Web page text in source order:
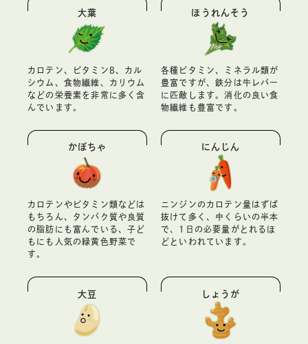
大葉
カロテン、ビタミンB、カル
シウム、食物繊維、カリウム
などの栄養素を非常に多く含
んでいます。
ほうれんそう
各種ビタミン、ミネラル類が
豊富ですが、鉄分は牛レバー
に匹敵します。消化の良い食
物繊維も豊富です。
かぼちゃ
カロテンやビタミン類などは
もちろん、タンパク質や良質
の脂肪にも富んでいる、子ど
もにも人気の緑黄色野菜で
す。
にんじん
ニンジンのカロテン量はずば
抜けて多く、中くらいの半本
で、1日の必要量がとれるほ
どといわれています。
大豆 しょうが